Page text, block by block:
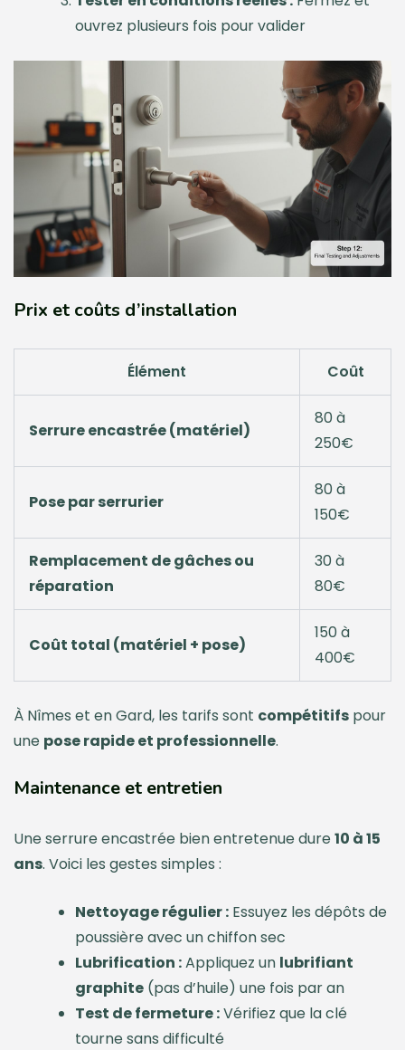
ouvrez plusieurs fois pour valider
Prix et coûts d’installation
Élément Coût
Serrure encastrée (matériel)
80 à
250€
Pose par serrurier
80 à
150€
Remplacement de gâches ou
réparation
30 à
80€
Coût total (matériel + pose)
150 à
400€
À Nîmes et en Gard, les tarifs sont compétitifs pour
une pose rapide et professionnelle.
Maintenance et entretien
Une serrure encastrée bien entretenue dure10 à 15
ans. Voici les gestes simples :
Nettoyage régulier : Essuyez les dépôts de
poussière avec un chiffon sec
Lubrification :Appliquez un lubrifiant
graphite (pas d’huile) une fois par an
Test de fermeture :Vérifiez que la clé
tourne sans difficulté